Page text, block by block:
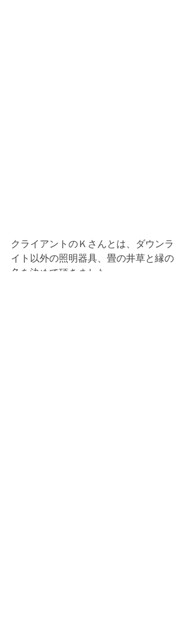
クライアントのＫさんとは、ダウンラ
イト以外の照明器具、畳の井草と縁の
色を決めて頂きました。